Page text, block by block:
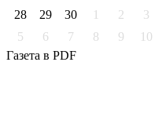
28
29 30 1 2 3
5
6 7 8 9 10
Газета в PDF